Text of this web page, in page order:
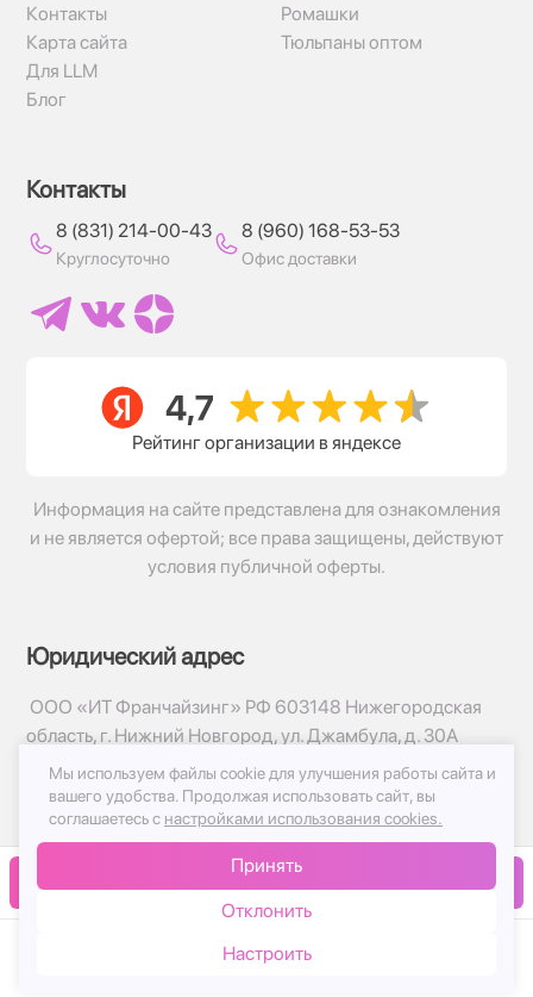
В корзину
Контакты
Карта сайта
Для LLM
Блог
Ромашки
Тюльпаны оптом
Контакты
8 (831) 214-00-43
Круглосуточно
8 (960) 168-53-53
Офис доставки
Рейтинг организации в яндексе
Информация на сайте представлена для ознакомления
и не является офертой; все права защищены, действуют
условия публичной оферты.
Юридический адрес
ООО «ИТ Франчайзинг» РФ 603148 Нижегородская
область, г. Нижний Новгород, ул. Джамбула, д. 30А
© 2017-2026г, База Цветов 24.ру
Политика конфиденциальности
Публичная оферта
Мы используем файлы cookie для улучшения работы сайта и
вашего удобства. Продолжая использовать сайт, вы
соглашаетесь с настройками использования cookies.
Принять
Отклонить
Настроить